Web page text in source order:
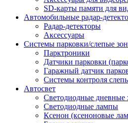
SD-карты памяти для
Автомобильные радар-
Радар-детекторы
Аксессуары
Системы парковки/слепые
Парктроники
Датчики парковки
Гаражный датчик
Системы контроля
Автосвет
Светодиодные дневные
Светодиодные лампы
Ксенон (ксеноновые